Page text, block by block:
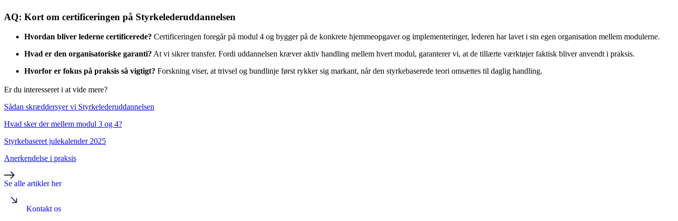
AQ: Kort om certificeringen på Styrkelederuddannelsen
Hvordan bliver lederne certificerede? Certificeringen foregår på modul 4 og bygger på de konkrete hjemmeopgaver og implementeringer, lederen har lavet i sin egen organisation mellem modulerne.
Hvad er den organisatoriske garanti? At vi sikrer transfer. Fordi uddannelsen kræver aktiv handling mellem hvert modul, garanterer vi, at de tillærte værktøjer faktisk bliver anvendt i praksis.
Hvorfor er fokus på praksis så vigtigt? Forskning viser, at trivsel og bundlinje først rykker sig markant, når den styrkebaserede teori omsættes til daglig handling.
Er du interesseret i at vide mere?
Sådan skræddersyer vi Styrkelederuddannelsen
Hvad sker der mellem modul 3 og 4?
Styrkebaseret julekalender 2025
Anerkendelse i praksis
Se alle artikler her
Kontakt os